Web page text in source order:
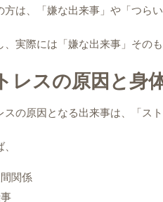
方は、「嫌な出来事」や「つら
、実際には「嫌な出来事」その
レスの原因と身
スの原因となる出来事は、「ス
間関係